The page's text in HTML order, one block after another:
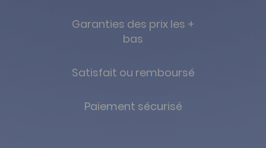
Garanties des prix les +
bas
Satisfait ou remboursé
Paiement sécurisé